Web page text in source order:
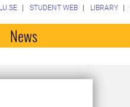
STUDENT WEB LIBRARY
News